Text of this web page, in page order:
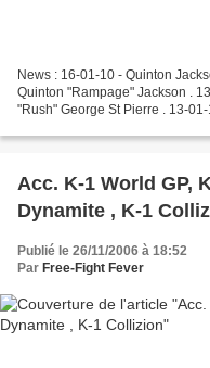
News : 16-01-10 - Quinton
Quinton "Rampage" Jackson .
"Rush" George St Pierre . 13-
Acc. K-1 World GP,
Dynamite , K-1
Publié le 26/11/2006 à 18:52
Par Free-Fight Fever